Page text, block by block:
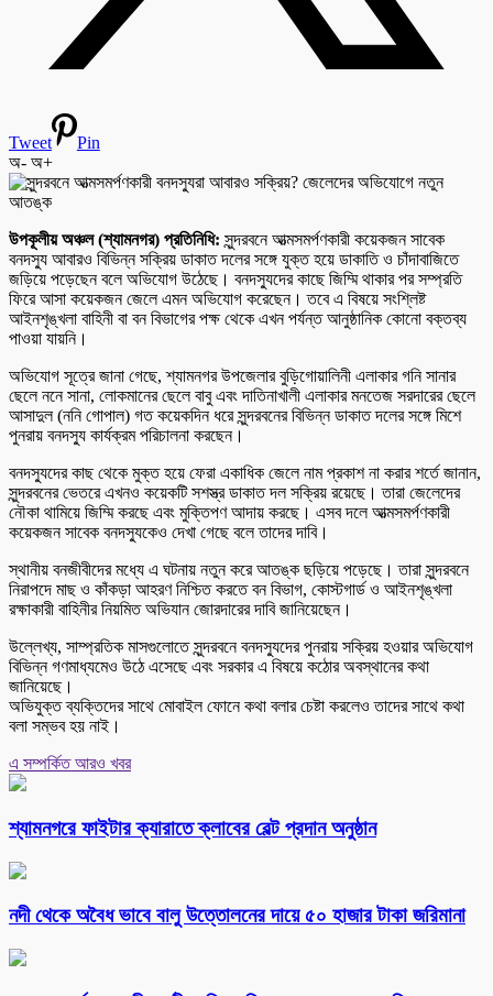
Tweet
Pin
অ- অ+
উপকূলীয় অঞ্চল (শ্যামনগর) প্রতিনিধি: সুন্দরবনে আত্মসমর্পণকারী কয়েকজন সাবেক
বনদস্যু আবারও বিভিন্ন সক্রিয় ডাকাত দলের সঙ্গে যুক্ত হয়ে ডাকাতি ও চাঁদাবাজিতে
জড়িয়ে পড়েছেন বলে অভিযোগ উঠেছে। বনদস্যুদের কাছে জিম্মি থাকার পর সম্প্রতি
ফিরে আসা কয়েকজন জেলে এমন অভিযোগ করেছেন। তবে এ বিষয়ে সংশ্লিষ্ট
আইনশৃঙ্খলা বাহিনী বা বন বিভাগের পক্ষ থেকে এখন পর্যন্ত আনুষ্ঠানিক কোনো বক্তব্য
পাওয়া যায়নি।
অভিযোগ সূত্রে জানা গেছে, শ্যামনগর উপজেলার বুড়িগোয়ালিনী এলাকার গনি সানার
ছেলে ননে সানা, লোকমানের ছেলে বাবু এবং দাতিনাখালী এলাকার মনতেজ সরদারের ছেলে
আসাদুল (ননি গোপাল) গত কয়েকদিন ধরে সুন্দরবনের বিভিন্ন ডাকাত দলের সঙ্গে মিশে
পুনরায় বনদস্যু কার্যক্রম পরিচালনা করছেন।
বনদস্যুদের কাছ থেকে মুক্ত হয়ে ফেরা একাধিক জেলে নাম প্রকাশ না করার শর্তে জানান,
সুন্দরবনের ভেতরে এখনও কয়েকটি সশস্ত্র ডাকাত দল সক্রিয় রয়েছে। তারা জেলেদের
নৌকা থামিয়ে জিম্মি করছে এবং মুক্তিপণ আদায় করছে। এসব দলে আত্মসমর্পণকারী
কয়েকজন সাবেক বনদস্যুকেও দেখা গেছে বলে তাদের দাবি।
স্থানীয় বনজীবীদের মধ্যে এ ঘটনায় নতুন করে আতঙ্ক ছড়িয়ে পড়েছে। তারা সুন্দরবনে
নিরাপদে মাছ ও কাঁকড়া আহরণ নিশ্চিত করতে বন বিভাগ, কোস্টগার্ড ও আইনশৃঙ্খলা
রক্ষাকারী বাহিনীর নিয়মিত অভিযান জোরদারের দাবি জানিয়েছেন।
উল্লেখ্য, সাম্প্রতিক মাসগুলোতে সুন্দরবনে বনদস্যুদের পুনরায় সক্রিয় হওয়ার অভিযোগ
বিভিন্ন গণমাধ্যমেও উঠে এসেছে এবং সরকার এ বিষয়ে কঠোর অবস্থানের কথা
জানিয়েছে।
অভিযুক্ত ব্যক্তিদের সাথে মোবাইল ফোনে কথা বলার চেষ্টা করলেও তাদের সাথে কথা
বলা সম্ভব হয় নাই।
এ সম্পর্কিত আরও খবর
শ্যামনগরে ফাইটার ক্যারাতে ক্লাবের বেল্ট প্রদান অনুষ্ঠান
নদী থেকে অবৈধ ভাবে বালু উত্তোলনের দায়ে ৫০ হাজার টাকা জরিমানা